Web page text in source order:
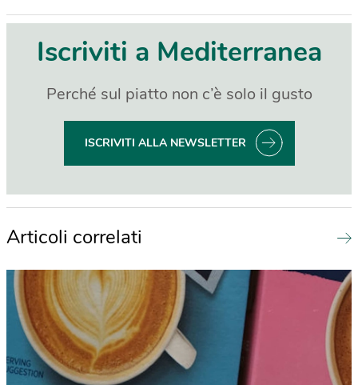
Iscriviti a Mediterranea
Perché sul piatto non c’è solo il gusto
ISCRIVITI ALLA NEWSLETTER
Articoli correlati